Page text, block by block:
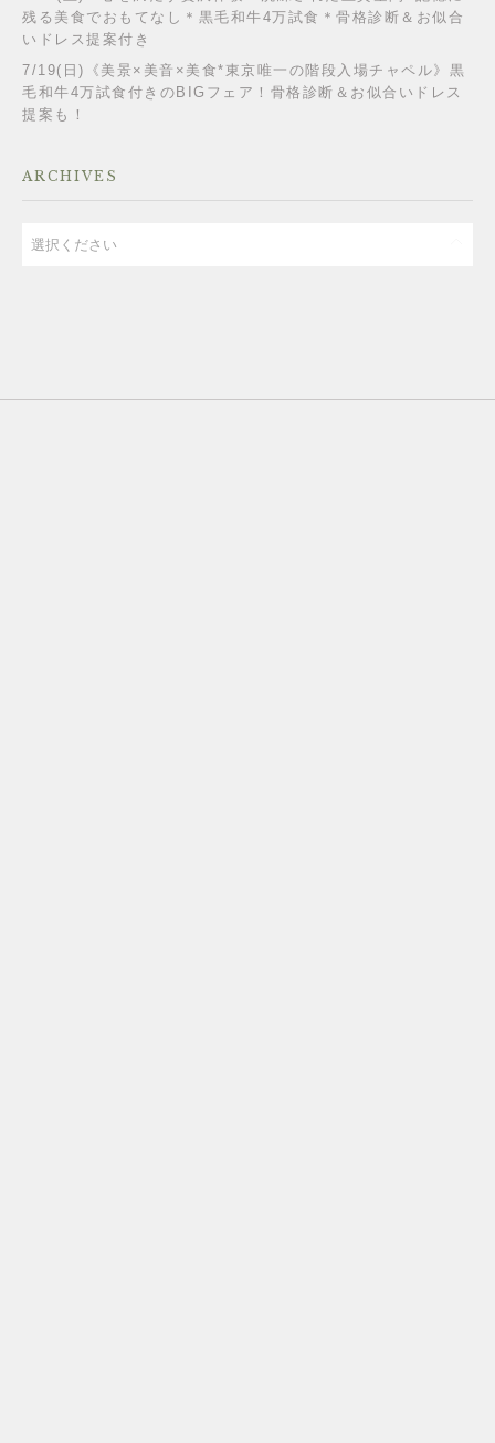
残る美食でおもてなし＊黒毛和牛4万試食＊骨格診断＆お似合
いドレス提案付き
7/19(日)《美景×美音×美食*東京唯一の階段入場チャペル》黒
毛和牛4万試食付きのBIGフェア！骨格診断＆お似合いドレス
提案も！
ARCHIVES